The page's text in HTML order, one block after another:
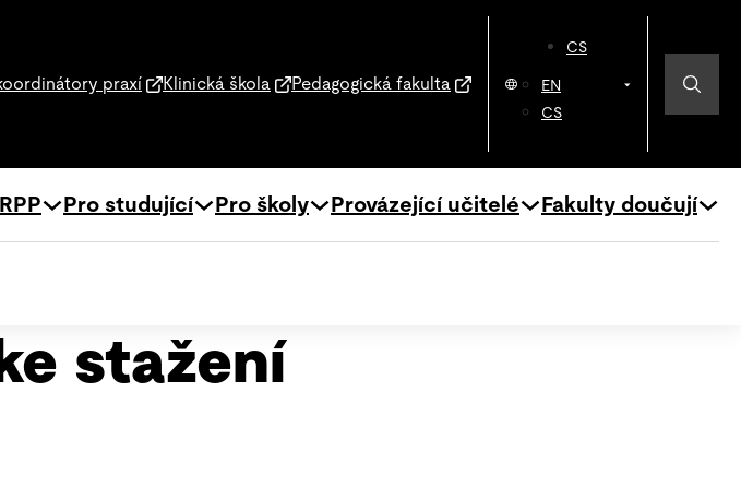
praxí Klinická škola Pedagogická fakulta
CS
EN
CS
Pro studující Pro školy Provázející učitelé Fakulty doučují
stažení